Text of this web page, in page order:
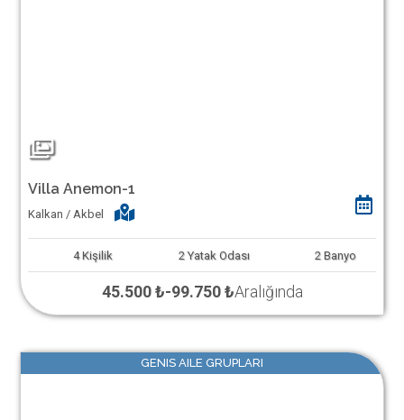
Villa Anemon-1
Kalkan / Akbel
4 Kişilik 2 Yatak Odası 2 Banyo
45.500 ₺-99.750 ₺Aralığında
GENIS AILE GRUPLARI